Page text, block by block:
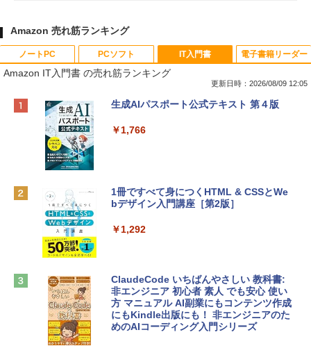
Amazon 売れ筋ランキング
ノートPC
Apple 2026 MacBook Neo A18 Proチッ
e Intelligenceのために設計、Liquid Ret
￥119,800
tomtoc 360°保護 15.6 16インチ パソコ
￥2,952
Apple 2026 MacBook Air M5チップ搭載
13インチノートブック：AIとApple Intell
PCソフト
Robloxギフトカード - 800 Robux 【限
インゲームコード】 ロブロックス | オン
Robloxギフトカード - 1000 Robux 【限
インゲームコード】 ロブロックス |オン
Robloxギフトカード - 2,000 Robux 【限
定バーチャルアイテムを含む】 【オンラ
インゲームコード】 ロブロックス | オン
IT入門書
Amazon IT入門書 の売れ筋ランキング
更新日時：2026/08/09 12:05
生成AIパスポート公式テキスト 第４版
￥1,766
1冊ですべて身につくHTML & CSSとWe
bデザイン入門講座［第2版］
￥1,292
ClaudeCode いちばんやさしい 教科書:
非エンジニア 初心者 素人 でも安心 使い
方 マニュアル AI副業にもコンテンツ作成
にもKindle出版にも！ 非エンジニアのた
めのAIコーディング入門シリーズ
電子書籍リーダー